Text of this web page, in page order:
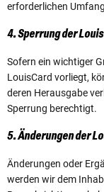
erforderlichen
4. Sperrung der
Sofern ein wichtiger
LouisCard vorliegt,
deren Herausgabe
Sperrung berechtigt.
5. Änderungen der
Änderungen oder
werden wir dem